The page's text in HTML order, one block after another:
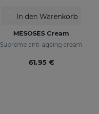
In den Warenkorb
MESOSES Cream
Supreme anti-ageing cream
61.95 €